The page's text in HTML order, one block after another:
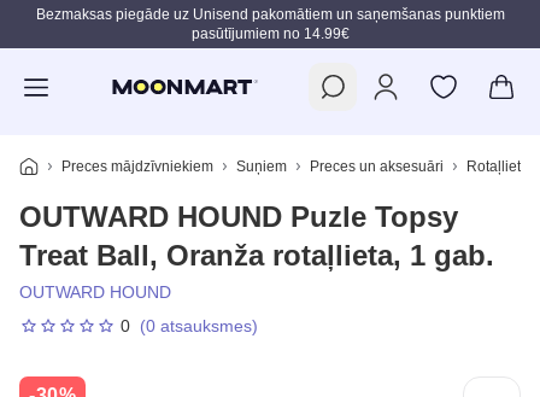
Pāriet uz galveno saturu
Bezmaksas piegāde uz Unisend pakomātiem un saņemšanas punktiem
pasūtījumiem no 14.99€
Preces mājdzīvniekiem Suņiem Preces un aksesuāri Rotaļlietas
OUTWARD HOUND Puzle Topsy
Treat Ball, Oranža rotaļlieta, 1 gab.
OUTWARD HOUND
0 (0 atsauksmes)